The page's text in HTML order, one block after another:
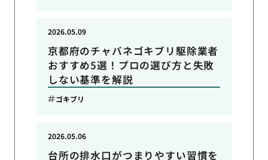
京都府のチャバネゴキブリ駆除業者
おすすめ5選！プロの選び方と失敗
しない基準を解説
2026.05.09
ゴキブリ
台所の排水口がつまりやすい習慣を
2026.05.06